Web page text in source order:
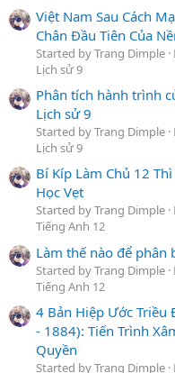
Việt Nam Sau Cách
Chân Đầu Tiên Của
Started by Trang Dimple
Lịch sử 9
Phân tích hành trình
Lịch sử 9
Started by Trang Dimple
Lịch sử 9
Bí Kíp Làm Chủ 12
Học Vẹt
Started by Trang Dimple
Tiếng Anh 12
Làm thế nào để phân
Started by Trang Dimple
Tiếng Anh 12
4 Bản Hiệp Ước Triều
- 1884): Tiến Trình
Quyền
Started by Trang Dimple